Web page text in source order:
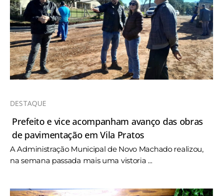
DESTAQUE
Prefeito e vice acompanham avanço das obras
de pavimentação em Vila Pratos
A Administração Municipal de Novo Machado realizou,
na semana passada mais uma vistoria ...